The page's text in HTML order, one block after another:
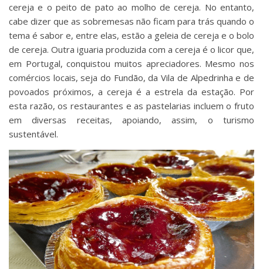
cereja e o peito de pato ao molho de cereja. No entanto,
cabe dizer que as sobremesas não ficam para trás quando o
tema é sabor e, entre elas, estão a geleia de cereja e o bolo
de cereja. Outra iguaria produzida com a cereja é o licor que,
em Portugal, conquistou muitos apreciadores. Mesmo nos
comércios locais, seja do Fundão, da Vila de Alpedrinha e de
povoados próximos, a cereja é a estrela da estação. Por
esta razão, os restaurantes e as pastelarias incluem o fruto
em diversas receitas, apoiando, assim, o turismo
sustentável.